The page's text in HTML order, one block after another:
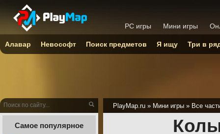
PlayMap.ru » Мини игры » Все
Самое популярное
PC игры Мини игры
Алавар Невософт Поиск предметов Я ищу Три в